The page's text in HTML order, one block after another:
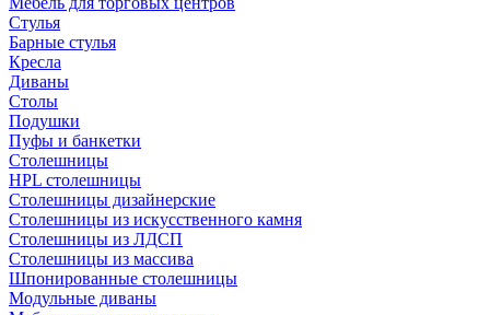
Стулья
Барные стулья
Кресла
Диваны
Столы
Подушки
Пуфы и банкетки
Столешницы
HPL столешницы
Столешницы дизайнерские
Столешницы из искусственного камня
Столешницы из ЛДСП
Столешницы из массива
Шпонированные столешницы
Модульные диваны